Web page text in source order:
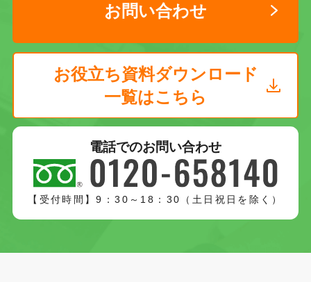
お問い合わせ
お役立ち資料ダウンロード
一覧はこちら
電話でのお問い合わせ
【受付時間】9：30～18：30（土日祝日を除く）